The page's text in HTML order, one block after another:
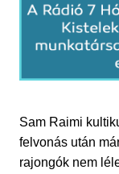
Sam Raimi
felvonás után
rajongók nem